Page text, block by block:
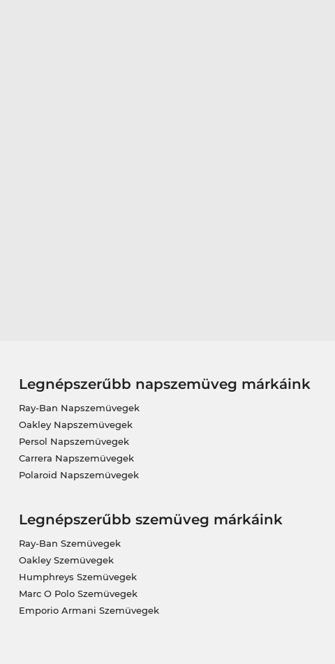
Legnépszerűbb napszemüveg márkáink
Ray-Ban Napszemüvegek
Oakley Napszemüvegek
Persol Napszemüvegek
Carrera Napszemüvegek
Polaroid Napszemüvegek
Legnépszerűbb szemüveg márkáink
Ray-Ban Szemüvegek
Oakley Szemüvegek
Humphreys Szemüvegek
Marc O Polo Szemüvegek
Emporio Armani Szemüvegek